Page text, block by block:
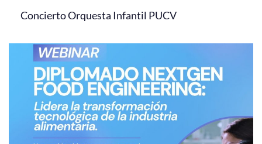
Concierto Orquesta Infantil PUCV